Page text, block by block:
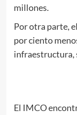
millones.
Por otra parte,
por ciento
infraestructura,
El IMCO